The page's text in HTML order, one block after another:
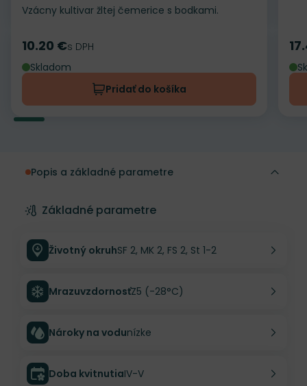
Vzácny kultivar žltej čemerice s bodkami.
Cena
10.20 €s DPH
Skladom
Pridať do košíka
Popis a základné parametre
Základné parametre
Životný okruhSF 2, MK 2, FS 2, St 1-2
MrazuvzdornosťZ5 (-28°C)
Nároky na vodunízke
Doba kvitnutiaIV-V